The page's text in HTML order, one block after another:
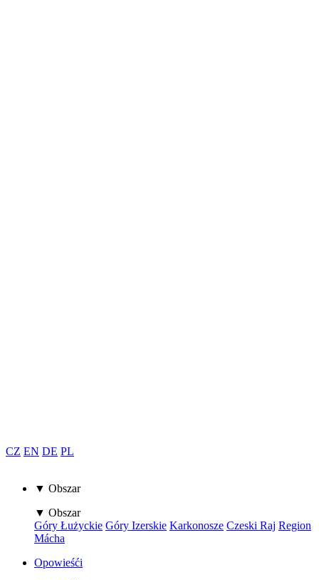
CZ EN DE PL
▼ Obszar
▼ Obszar
Góry Łużyckie Góry Izerskie Karkonosze Czeski Raj Region
Mácha
Opowieśći